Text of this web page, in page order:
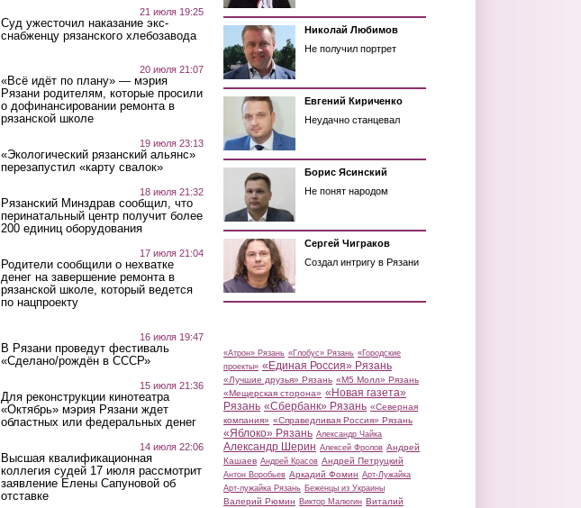
21 июля 19:25
Суд ужесточил наказание экс-
снабженцу рязанского хлебозавода
20 июля 21:07
«Всё идёт по плану» — мэрия
Рязани родителям, которые просили
о дофинансировании ремонта в
рязанской школе
19 июля 23:13
«Экологический рязанский альянс»
перезапустил «карту свалок»
18 июля 21:32
Рязанский Минздрав сообщил, что
перинатальный центр получит более
200 единиц оборудования
17 июля 21:04
Родители сообщили о нехватке
денег на завершение ремонта в
рязанской школе, который ведется
по нацпроекту
16 июля 19:47
В Рязани проведут фестиваль
«Сделано/рождён в СССР»
15 июля 21:36
Для реконструкции кинотеатра
«Октябрь» мэрия Рязани ждет
областных или федеральных денег
14 июля 22:06
Высшая квалификационная
коллегия судей 17 июля рассмотрит
заявление Елены Сапуновой об
отставке
Николай Любимов
Не получил портрет
Евгений Кириченко
Неудачно станцевал
Борис Ясинский
Не понят народом
Сергей Чиграков
Создал интригу в Рязани
«Атрон» Рязань «Глобус» Рязань «Городские
проекты» «Единая Россия» Рязань
«Лучшие друзья» Рязань «М5 Молл» Рязань
«Мещерская сторона» «Новая газета»
Рязань «Сбербанк» Рязань «Северная
компания» «Справедливая Россия» Рязань
«Яблоко» Рязань Александр Чайка
Александр Шерин Алексей Фролов Андрей
Кашаев Андрей Красов Андрей Петруцкий
Антон Воробьев Аркадий Фомин Арт-Лужайка
Арт-лужайка Рязань Беженцы из Украины
Валерий Рюмин Виктор Малюгин Виталий